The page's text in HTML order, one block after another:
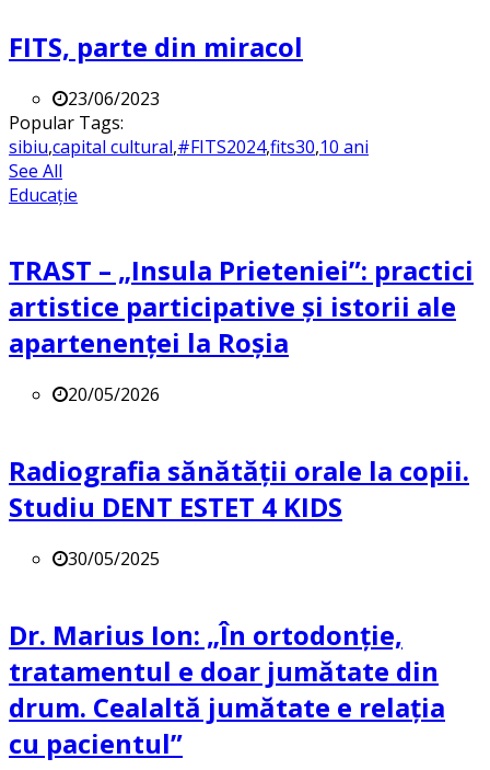
FITS, parte din miracol
23/06/2023
Popular Tags:
sibiu,capital cultural,#FITS2024,fits30,10 ani
See All
Educație
TRAST – „Insula Prieteniei”: practici
artistice participative și istorii ale
apartenenței la Roșia
20/05/2026
Radiografia sănătății orale la copii.
Studiu DENT ESTET 4 KIDS
30/05/2025
Dr. Marius Ion: „În ortodonție,
tratamentul e doar jumătate din
drum. Cealaltă jumătate e relația
cu pacientul”